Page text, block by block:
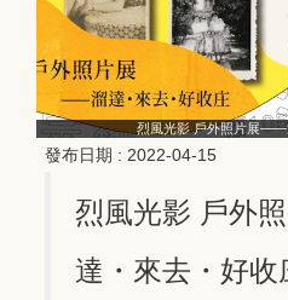
烈風光影 戶外照片展——
發布日期 : 2022-04-15
烈風光影 戶外
達・來去・好收